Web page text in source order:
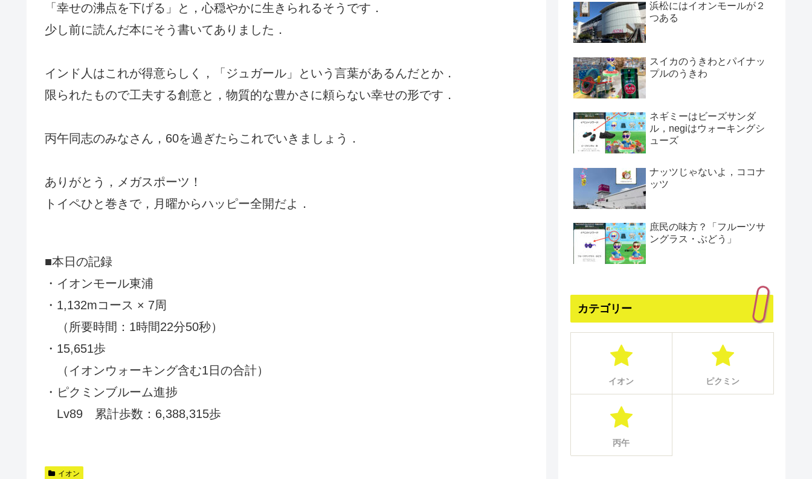
「幸せの沸点を下げる」と，心穏やかに生きられるそうです．
少し前に読んだ本にそう書いてありました．
インド人はこれが得意らしく，「ジュガール」という言葉があるんだとか．
限られたもので工夫する創意と，物質的な豊かさに頼らない幸せの形です．
丙午同志のみなさん，60を過ぎたらこれでいきましょう．
ありがとう，メガスポーツ！
トイペひと巻きで，月曜からハッピー全開だよ．
■本日の記録
・イオンモール東浦
・1,132mコース × 7周
（所要時間：1時間22分50秒）
・15,651歩
（イオンウォーキング含む1日の合計）
・ピクミンブルーム進捗
Lv89 累計歩数：6,388,315歩
イオン
浜松にはイオンモールが２
つある
スイカのうきわとパイナッ
プルのうきわ
ネギミーはビーズサンダ
ル，negiはウォーキングシ
ューズ
ナッツじゃないよ，ココナ
ッツ
庶民の味方？「フルーツサ
ングラス・ぶどう」
カテゴリー
イオン ピクミン
丙午